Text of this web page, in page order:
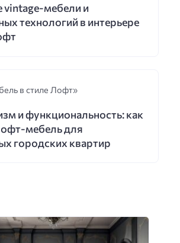
vintage-мебели и
технологий в интерьере
в стиле Лофт»
и функциональность: как
мебель для
городских квартир